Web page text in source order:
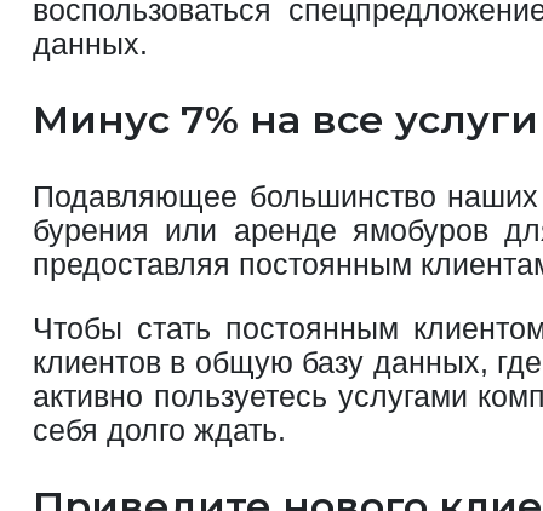
воспользоваться
данных.
Минус 7% на все
Подавляющее большинство наших
бурения или аренде ямобуров
предоставляя постоянным
Чтобы стать постоянным
клиентов в общую базу данных,
активно пользуетесь услугами
себя долго ждать.